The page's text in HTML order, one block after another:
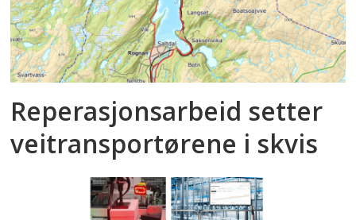
Reperasjonsarbeid setter
veitransportørene i skvis